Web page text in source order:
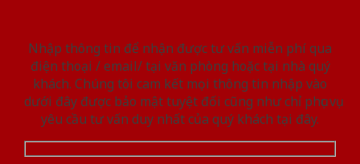
Nhập thông tin để nhận được tư vấn miễn phí qua
điện thoại / email/ tại văn phòng hoặc tại nhà quý
khách. Chúng tôi cam kết mọi thông tin nhập vào
dưới đây được bảo mật tuyệt đối cũng như chỉ phục vụ
yêu cầu tư vấn duy nhất của quý khách tại đây.